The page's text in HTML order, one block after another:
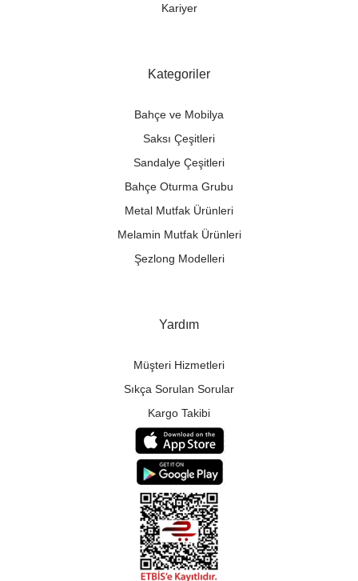
Kariyer
Kategoriler
Bahçe ve Mobilya
Saksı Çeşitleri
Sandalye Çeşitleri
Bahçe Oturma Grubu
Metal Mutfak Ürünleri
Melamin Mutfak Ürünleri
Şezlong Modelleri
Yardım
Müşteri Hizmetleri
Sıkça Sorulan Sorular
Kargo Takibi